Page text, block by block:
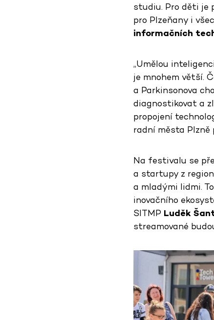
studiu. Pro děti je
pro Plzeňany i
informačních
„Umělou
je mnohem větší.
a Parkinsonova
diagnostikovat a
propojení
radní města
Na festivalu se
a startupy z
a mladými lidmi.
inovačního
SITMP Luděk
streamované